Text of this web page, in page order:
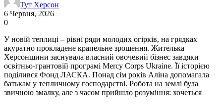
Тут Херсон
6 Червня, 2026
0
У новій теплиці – рівні ряди молодих огірків, на грядках
акуратно прокладене крапельне зрошення. Жителька
Херсонщини заснувала власний овочевий бізнес завдяки
освітньо-грантовій програмі Mercy Corps Ukraine. Її історією
поділився Фонд ЛАСКА. Понад сім років Аліна допомагала
батькам у тепличному господарстві. Робота на землі була
звичною змалку, але з часом прийшло розуміння: хочеться